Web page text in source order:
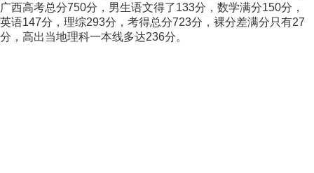
广西高考总分750分，男生语文得了133分，数学满分150分，
英语147分，理综293分，考得总分723分，裸分差满分只有27
分，高出当地理科一本线多达236分。